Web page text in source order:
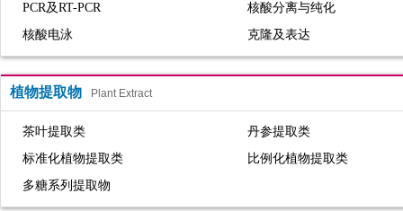
PCR及RT-PCR
核酸分离与纯化
核酸电泳
克隆及表达
植物提取物 Plant Extract
茶叶提取类
丹参提取类
标准化植物提取类
比例化植物提取类
多糖系列提取物